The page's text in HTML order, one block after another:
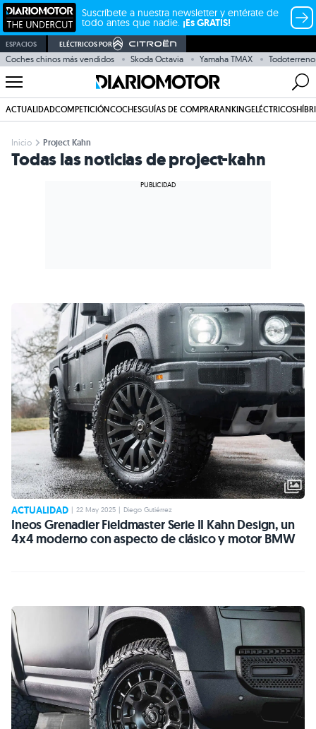
Suscríbete a nuestra newsletter y entérate de
todo antes que nadie. ¡Es GRATIS!
ESPACIOS ELÉCTRICOS POR
Coches chinos más vendidos Skoda Octavia Yamaha TMAX Todoterreno
ACTUALIDADCOMPETICIÓNCOCHESGUÍAS DE COMPRARANKINGELÉCTRICOS
Inicio Project Kahn
Todas las noticias de project-kahn
ACTUALIDAD 22 May 2025 Diego Gutiérrez
Ineos Grenadier Fieldmaster Serie II Kahn Design, un
4x4 moderno con aspecto de clásico y motor BMW